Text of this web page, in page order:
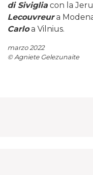
di Sivigliacon la
Lecouvreura
Carloa Vilnius.
marzo 2022
© Agniete Gelezunaite